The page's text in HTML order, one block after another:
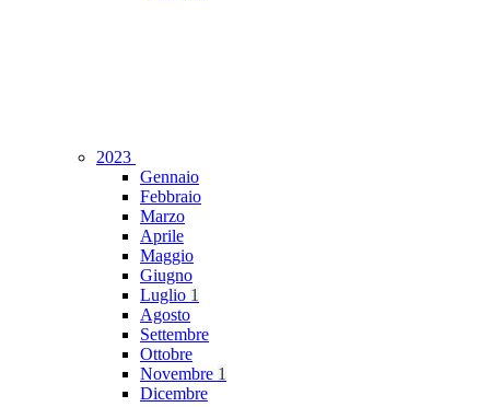
2023
Gennaio
Febbraio
Marzo
Aprile
Maggio
Giugno
Luglio 1
Agosto
Settembre
Ottobre
Novembre 1
Dicembre